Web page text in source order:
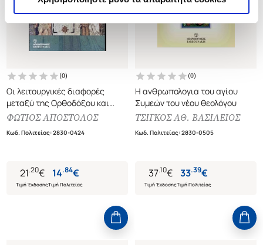
(0)
Οι λειτουργικές διαφορές
μεταξύ της Ορθοδόξου και
Ρωμαιοκαθολικής Εκκλησίας
Συνόδου του Βατικανού
ΦΩΤΙΟΣ ΑΠΟΣΤΟΛΟΣ
Κωδ. Πολιτείας:2830-0424
21.20€
Τιμή Έκδοσης
14.84€
Τιμή Πολιτείας
(0)
Η ανθρωπολογια του αγίου
Συμεών του νέου θεολόγου
ΤΣΙΓΚΟΣ ΑΘ. ΒΑΣΙΛΕΙΟΣ
Κωδ. Πολιτείας:2830-0505
37.10€
Τιμή Έκδοσης
33.39€
Τιμή Πολιτείας